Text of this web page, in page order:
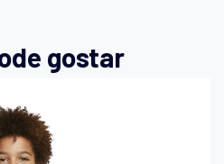
gostar